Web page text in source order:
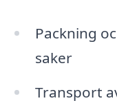
Packning
saker
Transport